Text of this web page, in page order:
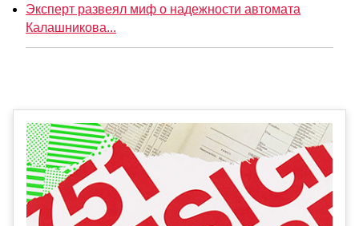
Эксперт развеял миф о надежности автомата
Калашникова...